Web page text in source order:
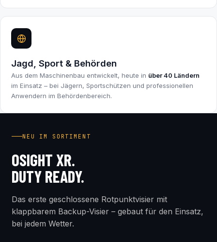
Jagd, Sport & Behörden
Aus dem Maschinenbau entwickelt, heute in über 40 Ländern
im Einsatz – bei Jägern, Sportschützen und professionellen
Anwendern im Behördenbereich.
NEU IM SORTIMENT
OSIGHT XR.
DUTY READY.
Das erste geschlossene Rotpunktvisier mit
klappbarem Backup-Visier – gebaut für den Einsatz,
bei jedem Wetter.